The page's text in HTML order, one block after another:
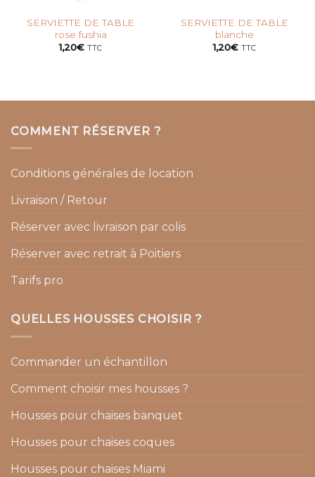
SERVIETTE DE TABLE
rose fushia
1,20€ TTC
SERVIETTE DE TABLE
blanche
1,20€ TTC
COMMENT RÉSERVER ?
Conditions générales de location
Livraison / Retour
Réserver avec livraison par colis
Réserver avec retrait à Poitiers
Tarifs pro
QUELLES HOUSSES CHOISIR ?
Commander un échantillon
Comment choisir mes housses ?
Housses pour chaises banquet
Housses pour chaises coques
Housses pour chaises Miami